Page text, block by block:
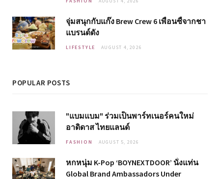
จุ่มสนุกกับแก๊ง Brew Crew 6 เพื่อนซี้จากชา
แบรนด์ดัง
LIFESTYLE AUGUST 4, 2026
POPULAR POSTS
"แบมแบม" ร่วมเป็นพาร์ทเนอร์คนใหม่
อาดิดาส ไทยแลนด์
FASHION AUGUST 5, 2026
หกหนุ่ม K-Pop ‘BOYNEXTDOOR’ นั่งแท่น
Global Brand Ambassadors Under